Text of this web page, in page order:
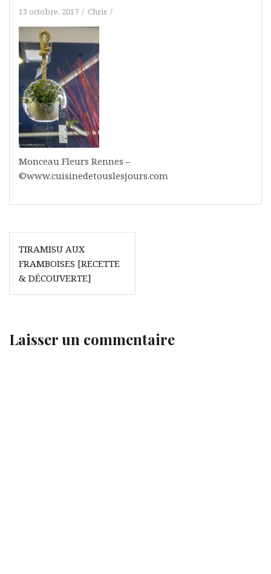
13 octobre, 2017 Chris
Monceau Fleurs Rennes –
©www.cuisinedetouslesjours.com
Navigation
de
l’article
TIRAMISU AUX
FRAMBOISES [RECETTE
& DÉCOUVERTE]
Laisser un commentaire